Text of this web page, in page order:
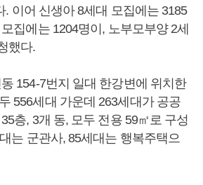
. 이어 신생아 8세대 모집에는 3185
집에는 1204명이, 노부모부양 2세
했다.
154-7번지 일대 한강변에 위치한
556세대 가운데 263세대가 공공
층, 3개 동, 모두 전용 59㎡로 구성
는 군관사, 85세대는 행복주택으